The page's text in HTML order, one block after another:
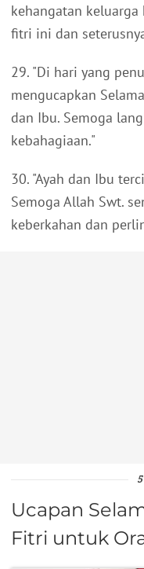
kehangatan
fitri ini dan
29. "Di hari yang
mengucapkan
dan Ibu. Semoga
kebahagiaan."
30. "Ayah dan Ibu
Semoga Allah Swt.
keberkahan dan
Ucapan
Fitri untuk